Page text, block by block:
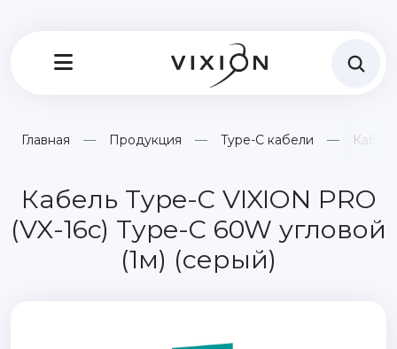
Главная Продукция Type-C кабели
Кабель Type-C VIXION PRO
(VX-16c) Type-C 60W угловой
(1м) (серый)